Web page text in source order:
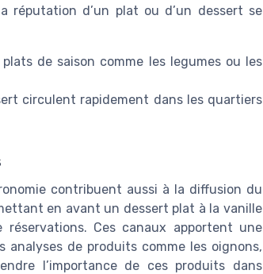
réputation d’un plat ou d’un dessert se
de saison comme les legumes ou les
circulent rapidement dans les quartiers
contribuent aussi à la diffusion du
en avant un dessert plat à la vanille
Ces canaux apportent une
analyses de produits comme les oignons,
l’importance de ces produits dans